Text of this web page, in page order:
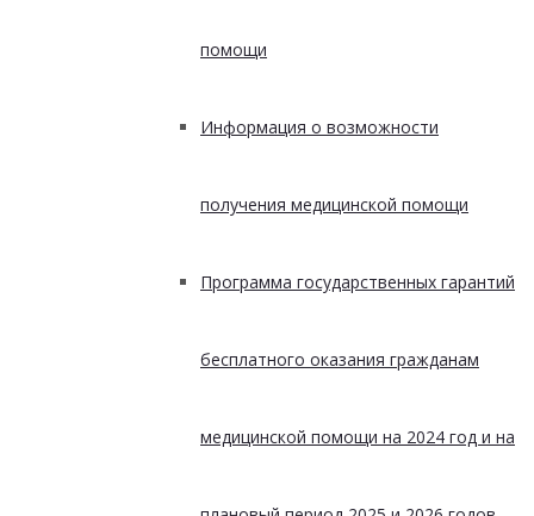
помощи
Информация о возможности
получения медицинской помощи
Программа государственных гарантий
бесплатного оказания гражданам
медицинской помощи на 2024 год и на